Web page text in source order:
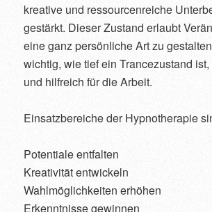
kreative und ressourcenreiche
gestärkt. Dieser Zustand erlaubt
eine ganz persönliche Art zu
wichtig, wie tief ein Trancezustand
und hilfreich für die Arbeit.
Einsatzbereiche der Hypnotherapie
Potentiale entfalten
Kreativität entwickeln
Wahlmöglichkeiten erhöhen
Erkenntnisse gewinnen